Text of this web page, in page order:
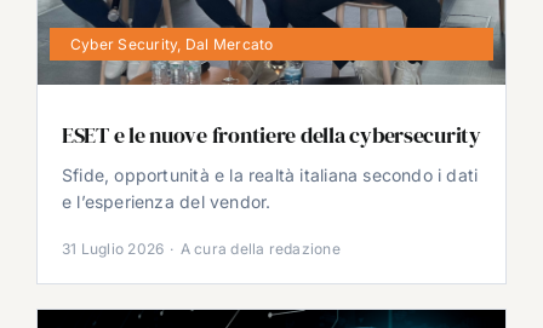
Cyber Security, Dal Mercato
ESET e le nuove frontiere della cybersecurity
Sfide, opportunità e la realtà italiana secondo i dati
e l’esperienza del vendor.
31 Luglio 2026 · A cura della redazione